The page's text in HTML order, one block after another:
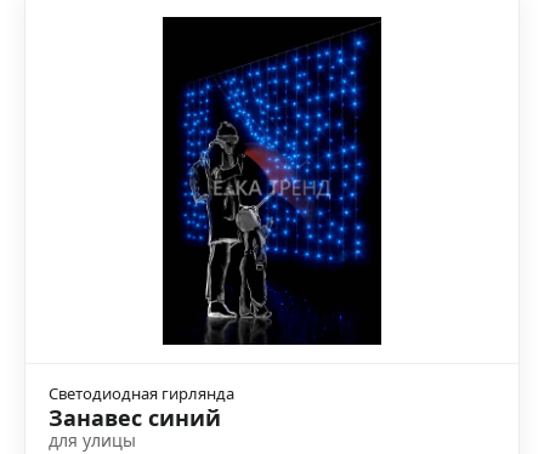
Светодиодная гирлянда
Занавес синий
для улицы